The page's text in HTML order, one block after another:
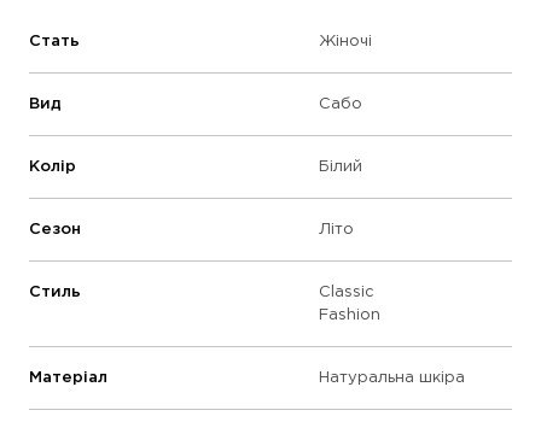
Стать Жіночі
Вид Сабо
Колір Білий
Сезон Літо
Стиль
Classic
Fashion
Матеріал Натуральна шкіра